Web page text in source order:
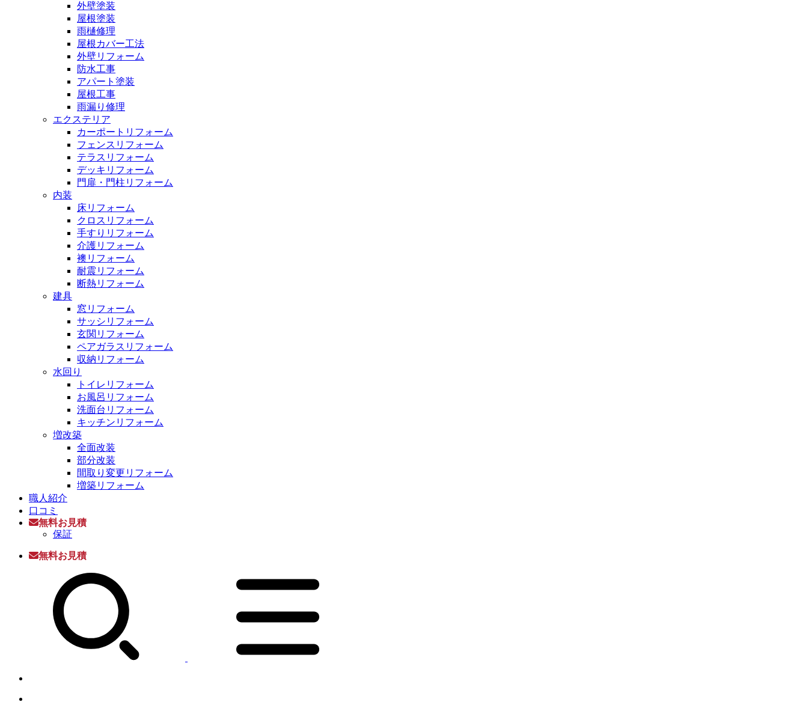
外壁塗装
屋根塗装
雨樋修理
屋根カバー工法
外壁リフォーム
防水工事
アパート塗装
屋根工事
雨漏り修理
エクステリア
カーポートリフォーム
フェンスリフォーム
テラスリフォーム
デッキリフォーム
門扉・門柱リフォーム
内装
床リフォーム
クロスリフォーム
手すりリフォーム
介護リフォーム
襖リフォーム
耐震リフォーム
断熱リフォーム
建具
窓リフォーム
サッシリフォーム
玄関リフォーム
ペアガラスリフォーム
収納リフォーム
水回り
トイレリフォーム
お風呂リフォーム
洗面台リフォーム
キッチンリフォーム
増改築
全面改装
部分改装
間取り変更リフォーム
増築リフォーム
職人紹介
口コミ
無料お見積
保証
無料お見積